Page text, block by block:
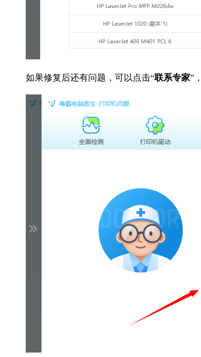
如果修复后还有问题，可以点击“联系专家”